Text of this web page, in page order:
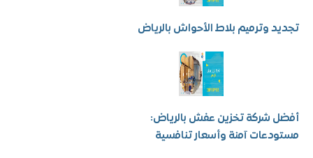
وترميم بلاط الأحواش بالرياض
شركة تخزين عفش بالرياض:
آمنة وأسعار تنافسية